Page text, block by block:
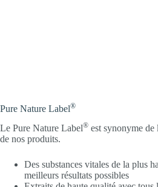
Pure Nature Label®
Le Pure Nature Label® est synonyme de
de nos produits.
Des substances vitales de la plus
meilleurs résultats possibles